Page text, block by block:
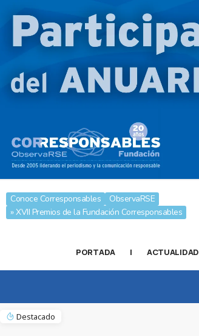
Conoce Corresponsables
ObservaRSE
» XVII Premios de la Fundación Corresponsables
PORTADA | ACTUALIDAD
Destacado